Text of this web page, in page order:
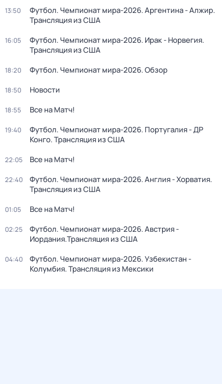
13:50
Футбол. Чемпионат мира-2026. Аргентина - Алжир.
Трансляция из США
16:05
Футбол. Чемпионат мира-2026. Ирак - Норвегия.
Трансляция из США
18:20 Футбол. Чемпионат мира-2026. Обзор
18:50 Новости
18:55 Все на Матч!
19:40
Футбол. Чемпионат мира-2026. Португалия - ДР
Конго. Трансляция из США
22:05 Все на Матч!
22:40
Футбол. Чемпионат мира-2026. Англия - Хорватия.
Трансляция из США
01:05 Все на Матч!
02:25
Футбол. Чемпионат мира-2026. Австрия -
Иордания.Трансляция из США
04:40
Футбол. Чемпионат мира-2026. Узбекистан -
Колумбия. Трансляция из Мексики